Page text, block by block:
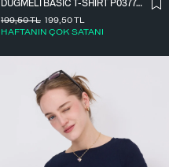
DÜĞMELI BASIC T-SHIRT P0377-K12
199,50TL
HAFTANIN ÇOK SATANI
199,50TL